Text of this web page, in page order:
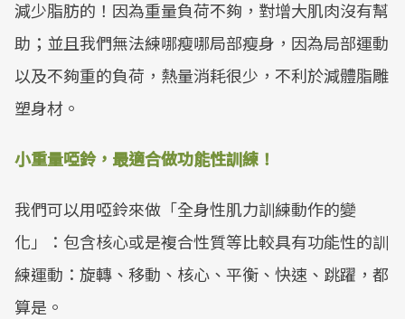
減少脂肪的！因為重量負荷不夠，對增大肌肉沒有幫
助；並且我們無法練哪瘦哪局部瘦身，因為局部運動
以及不夠重的負荷，熱量消耗很少，不利於減體脂雕
塑身材。
小重量啞鈴，最適合做功能性訓練！
我們可以用啞鈴來做「全身性肌力訓練動作的變
化」：包含核心或是複合性質等比較具有功能性的訓
練運動：旋轉、移動、核心、平衡、快速、跳躍，都
算是。